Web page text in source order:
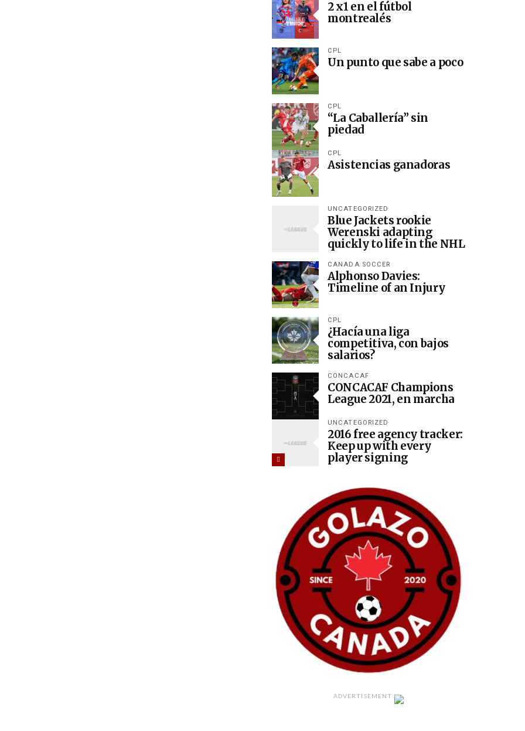
2 x1 en el fútbol
montrealés
CPL
Un punto que sabe a poco
CPL
“La Caballería” sin
piedad
CPL
Asistencias ganadoras
UNCATEGORIZED
Blue Jackets rookie
Werenski adapting
quickly to life in the NHL
CANADA SOCCER
Alphonso Davies:
Timeline of an Injury
CPL
¿Hacía una liga
competitiva, con bajos
salarios?
CONCACAF
CONCACAF Champions
League 2021, en marcha
UNCATEGORIZED
2016 free agency tracker:
Keep up with every
player signing
ADVERTISEMENT